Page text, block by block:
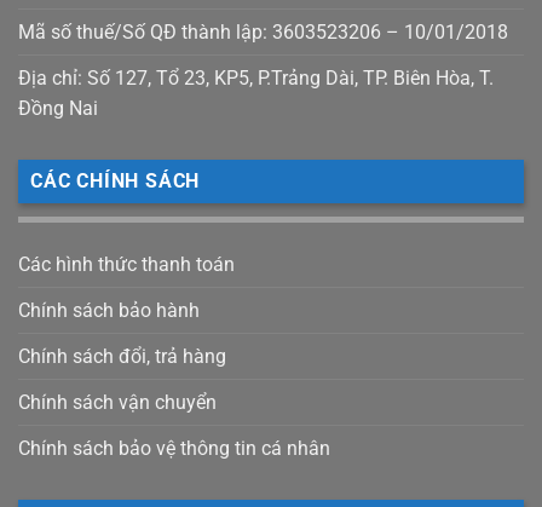
Mã số thuế/Số QĐ thành lập: 3603523206 – 10/01/2018
Địa chỉ: Số 127, Tổ 23, KP5, P.Trảng Dài, TP. Biên Hòa, T.
Đồng Nai
CÁC CHÍNH SÁCH
Các hình thức thanh toán
Chính sách bảo hành
Chính sách đổi, trả hàng
Chính sách vận chuyển
Chính sách bảo vệ thông tin cá nhân